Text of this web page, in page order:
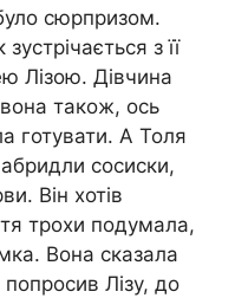
сюрпризом.
з її
Лізою. Дівчина
вона також, ось
готувати. А Толя
сосиски,
Він хотів
трохи подумала,
Вона сказала
Лізу, до